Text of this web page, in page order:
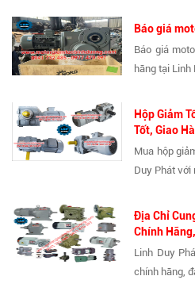
Báo giá
Báo giá
hãng tại Linh
Hộp Giảm
Tốt, Giao
Mua hộp
Duy Phát với
Địa Chỉ
Chính
Linh Duy
chính hãng,